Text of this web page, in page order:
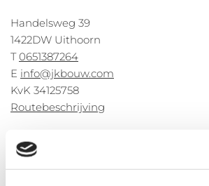
Handelsweg 39
1422DW Uithoorn
T0651387264
E info@jkbouw.com
KvK 34125758
Routebeschrijving
Direct contact? Gebruik het